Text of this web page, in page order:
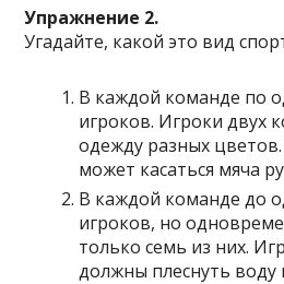
Упражнение 2.
Угадайте, какой это вид
В каждой команде по
игроков. Игроки двух
одежду разных
может касаться мяча
В каждой команде до
игроков, но
только семь из них.
должны плеснуть